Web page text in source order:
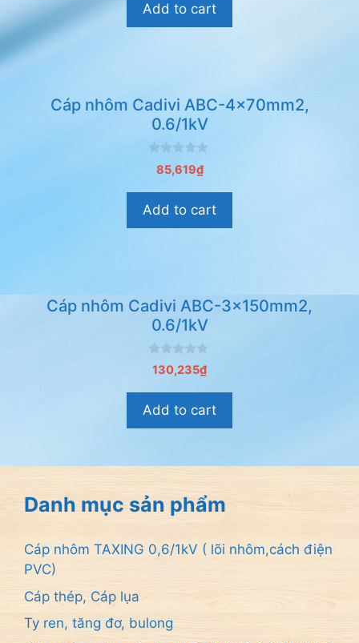
à
5
Add to cart
Cáp nhôm Cadivi ABC-4x70mm2,
0.6/1kV
à
5
85,619₫
Add to cart
Cáp nhôm Cadivi ABC-3x150mm2,
0.6/1kV
0
à
5
130,235₫
Add to cart
Danh mục sản phẩm
Cáp nhôm TAXING 0,6/1kV ( lõi nhôm,cách điện
PVC)
Cáp thép, Cáp lụa
Ty ren, tăng đơ, bulong